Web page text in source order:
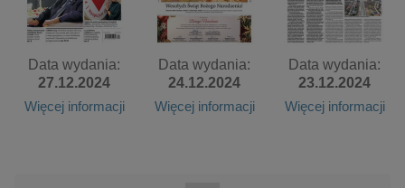
Data wydania:
27.12.2024
Więcej informacji
Data wydania:
24.12.2024
Więcej informacji
Data wydania:
23.12.2024
Więcej informacji